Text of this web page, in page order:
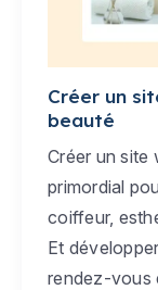
Créer un
beauté
Créer un site
primordial
coiffeur,
Et
rendez-vous